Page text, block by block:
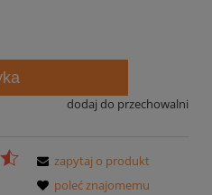
dodaj do przechowalni
zapytaj o produkt
poleć znajomemu